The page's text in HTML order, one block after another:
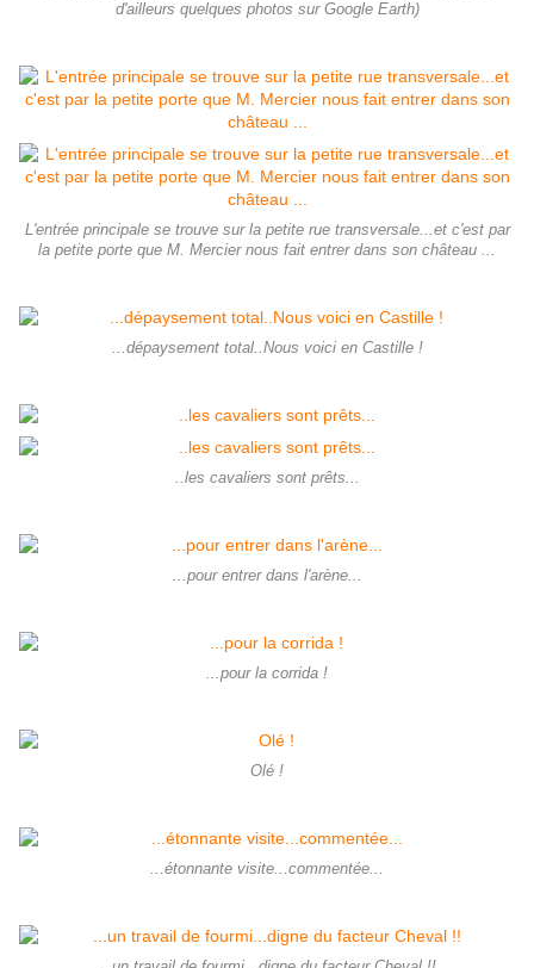
d'ailleurs quelques photos sur Google Earth)
L'entrée principale se trouve sur la petite rue transversale...et c'est par
la petite porte que M. Mercier nous fait entrer dans son château ...
...dépaysement total..Nous voici en Castille !
..les cavaliers sont prêts...
...pour entrer dans l'arène...
...pour la corrida !
Olé !
...étonnante visite...commentée...